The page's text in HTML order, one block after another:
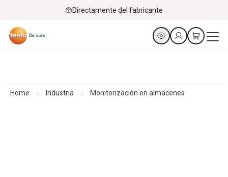
Directamente del fabricante
Home Industria Monitorización en almacenes